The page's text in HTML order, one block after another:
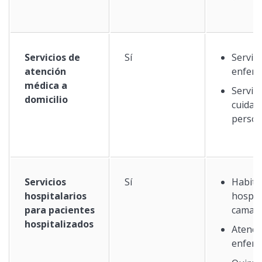
Servicios de
atención
médica a
domicilio
Sí
Servicios
hospitalarios
para pacientes
hospitalizados
Sí